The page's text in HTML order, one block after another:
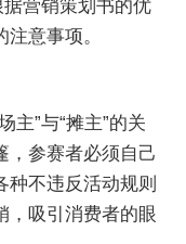
营销策划书的优
意事项。
”与“摊主”的关
，参赛者必须自己
种不违反活动规则
，吸引消费者的眼